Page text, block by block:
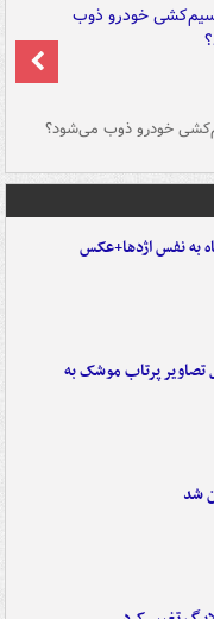
خودرو ذوب می‌شود؟
به نفس اژدها+عکس
تصاویر پرتاب موشک به
شد